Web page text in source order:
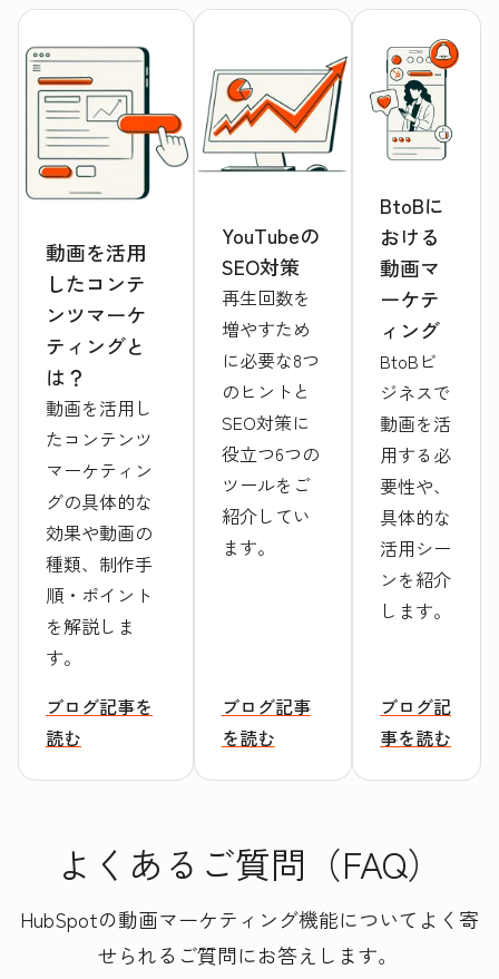
動画を活用
したコンテ
ンツマーケ
ティングと
は？
動画を活用し
たコンテンツ
マーケティン
グの具体的な
効果や動画の
種類、制作手
順・ポイント
を解説しま
す。
ブログ記事を
読む
YouTubeの
SEO対策
再生回数を
増やすため
に必要な8つ
のヒントと
SEO対策に
役立つ6つの
ツールをご
紹介してい
ます。
ブログ記事
を読む
BtoBに
おける
動画マ
ーケテ
ィング
BtoBビ
ジネスで
動画を活
用する必
要性や、
具体的な
活用シー
ンを紹介
します。
ブログ記
事を読む
よくあるご質問（FAQ）
HubSpotの動画マーケティング機能についてよく寄
せられるご質問にお答えします。